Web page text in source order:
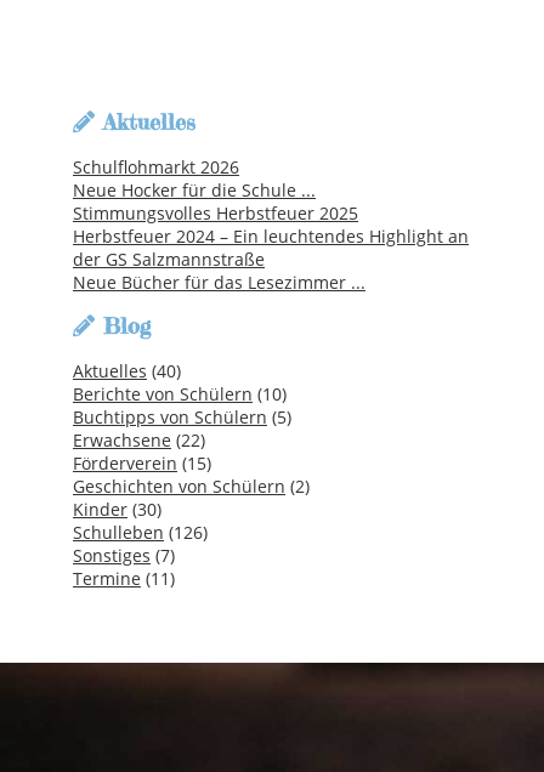
Aktuelles
Schulflohmarkt 2026
Neue Hocker für die Schule ...
Stimmungsvolles Herbstfeuer 2025
Herbstfeuer 2024 – Ein leuchtendes Highlight an
der GS Salzmannstraße
Neue Bücher für das Lesezimmer ...
Blog
Aktuelles (40)
Berichte von Schülern (10)
Buchtipps von Schülern (5)
Erwachsene (22)
Förderverein (15)
Geschichten von Schülern (2)
Kinder (30)
Schulleben (126)
Sonstiges (7)
Termine (11)